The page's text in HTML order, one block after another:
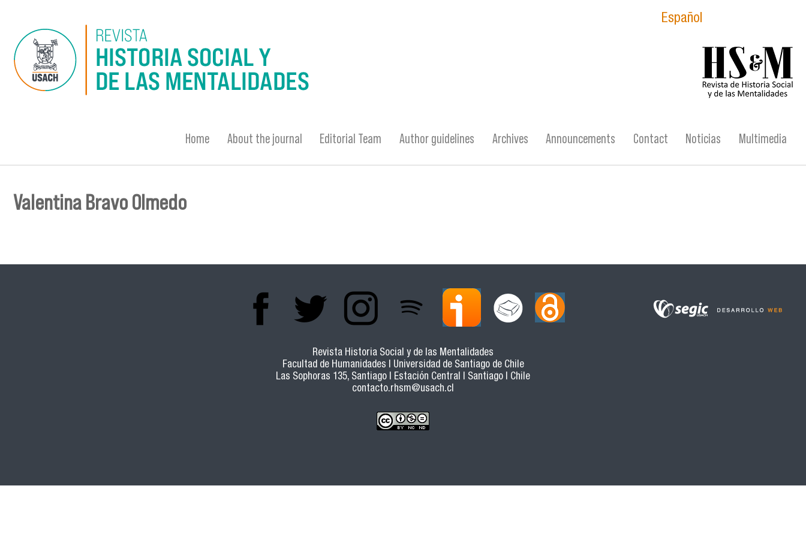
Español
Home About the journal Editorial Team Author guidelines Archives Announcements Contact Noticias Multimedia
You are here
Valentina Bravo Olmedo
Revista Historia Social y de las Mentalidades
Facultad de Humanidades | Universidad de Santiago de Chile
Las Sophoras 135, Santiago | Estación Central | Santiago | Chile
contacto.rhsm@usach.cl